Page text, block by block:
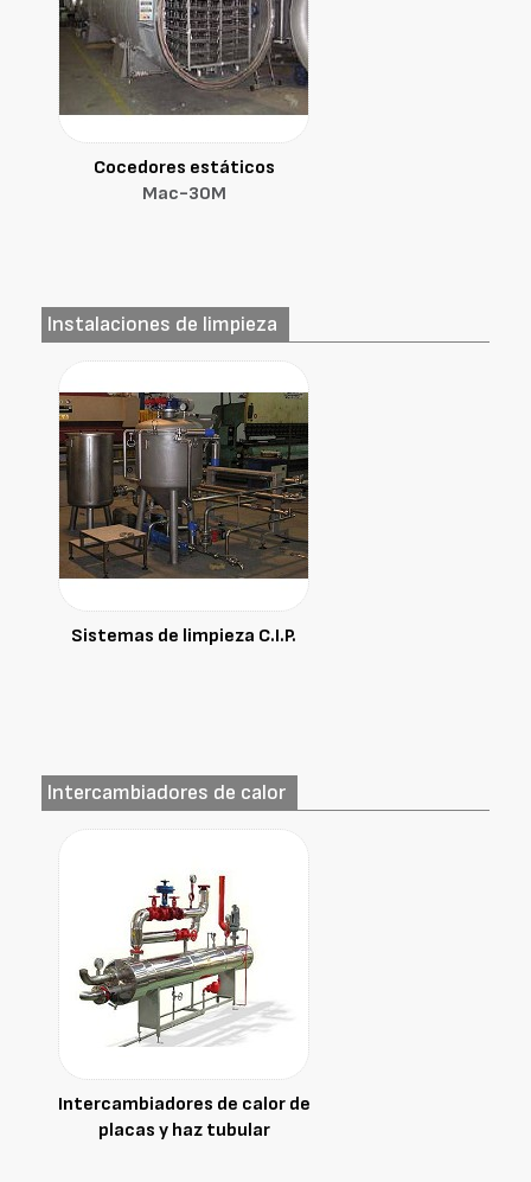
Cocedores estáticos
Mac-30M
Instalaciones de limpieza
Sistemas de limpieza C.I.P.
Intercambiadores de calor
Intercambiadores de calor de
placas y haz tubular